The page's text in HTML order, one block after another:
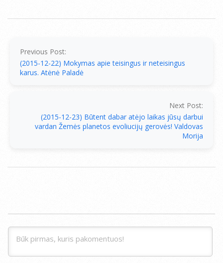
Previous Post:
(2015-12-22) Mokymas apie teisingus ir neteisingus
karus. Atėnė Paladė
Next Post:
(2015-12-23) Būtent dabar atėjo laikas jūsų darbui
vardan Žemės planetos evoliucijų gerovės! Valdovas
Morija